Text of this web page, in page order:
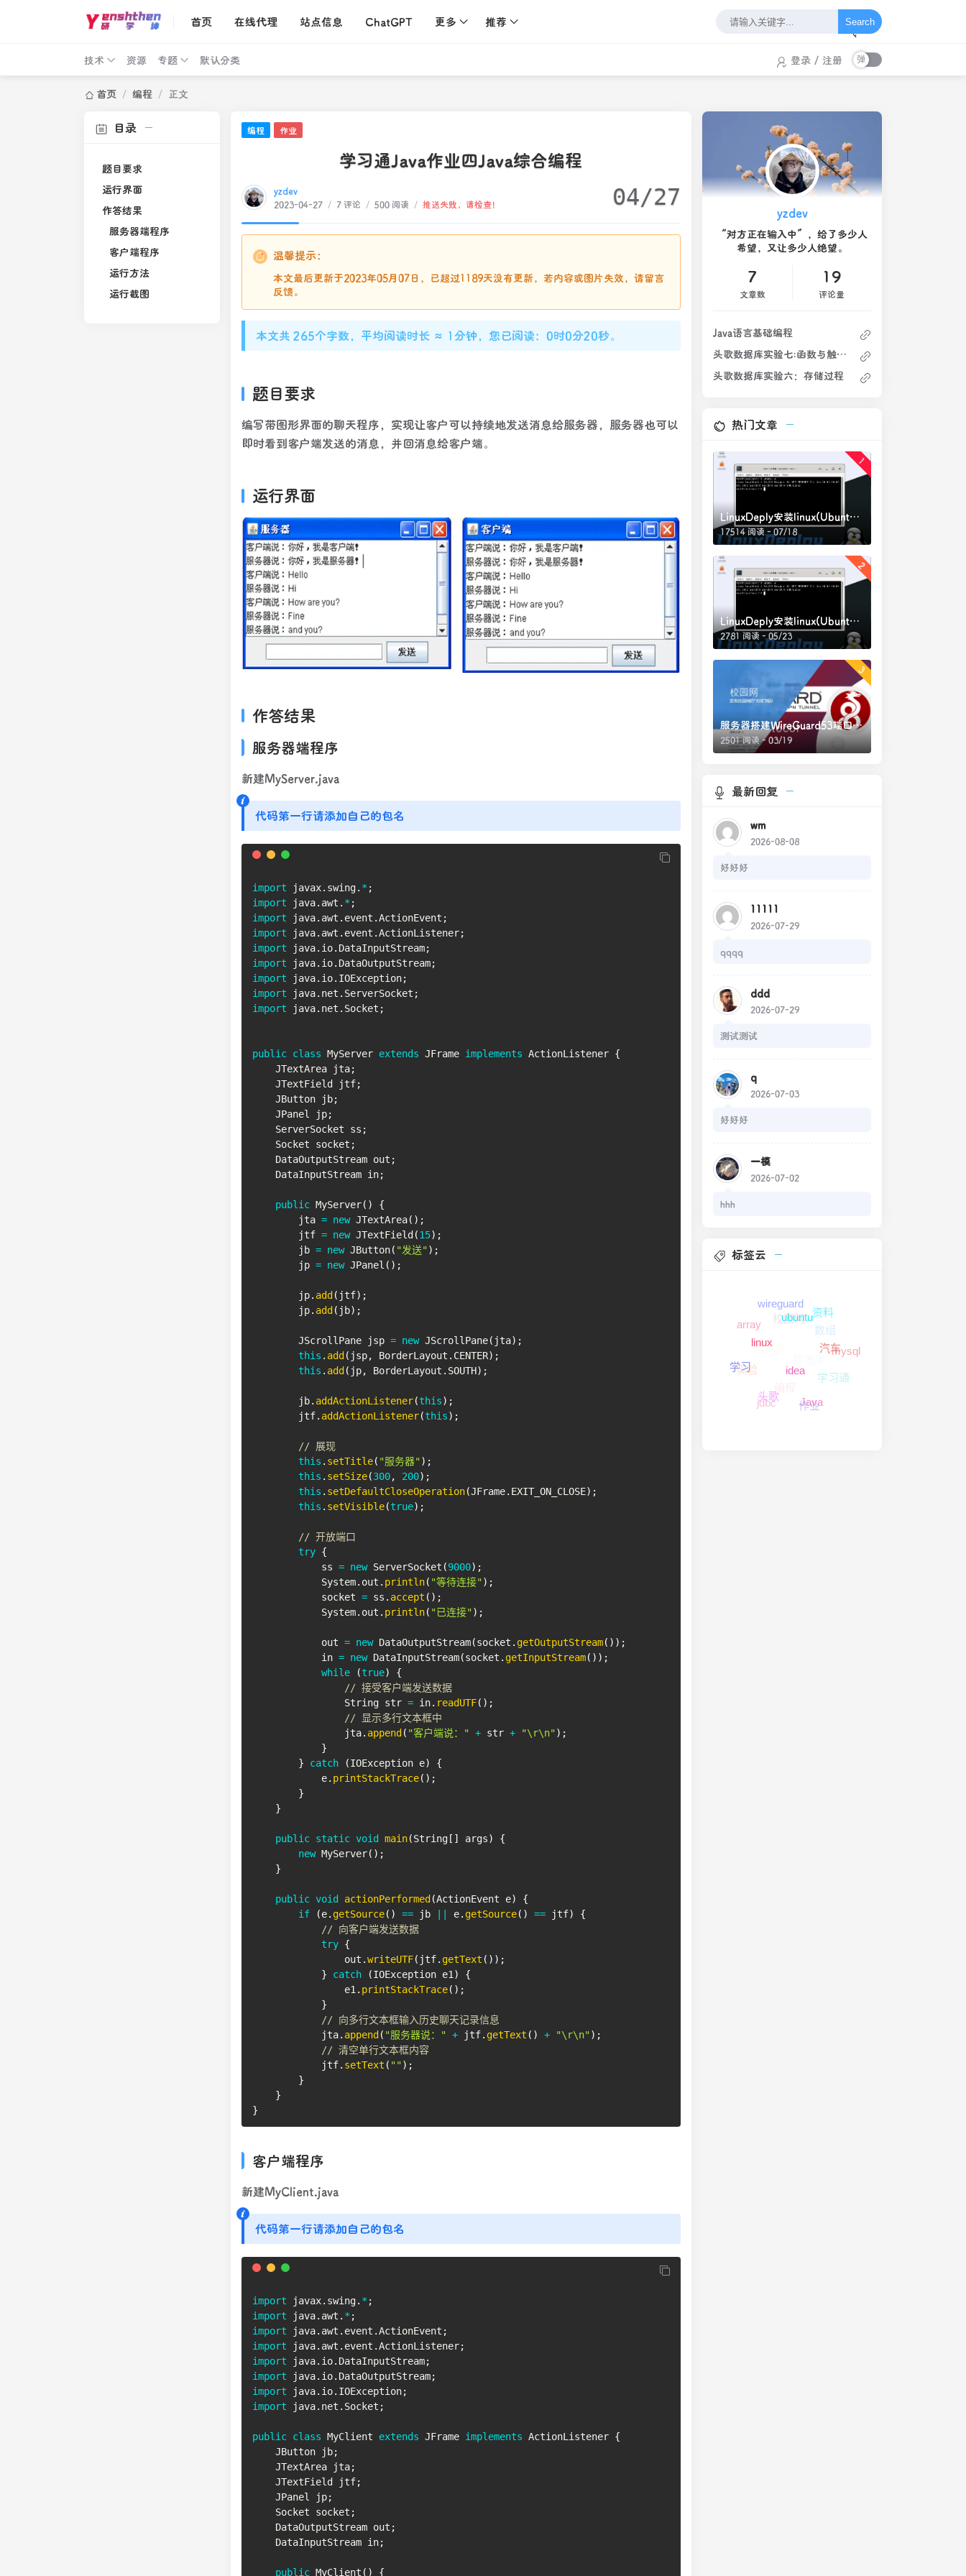
首页 在线代理 站点信息 ChatGPT 更多 推荐 Search
技术 资源 专题 默认分类 登录 / 注册
首页 / 编程 / 正文
目录
题目要求
运行界面
作答结果
服务器端程序
客户端程序
运行方法
运行截图
编程 作业
学习通Java作业四Java综合编程
yzdev
2023-04-27 / 7 评论 / 500 阅读 / 推送失败，请检查！ 04/27
温馨提示：
本文最后更新于2023年05月07日，已超过1189天没有更新，若内容或图片失效，请留言
反馈。
本文共 265个字数，平均阅读时长 ≈ 1分钟，您已阅读：0时0分21秒。
题目要求
编写带图形界面的聊天程序，实现让客户可以持续地发送消息给服务器，服务器也可以
即时看到客户端发送的消息，并回消息给客户端。
运行界面
作答结果
服务器端程序
新建MyServer.java
代码第一行请添加自己的包名
import javax. swing. * ;
import
java. awt . * ;
import
java. awt . event .ActionEvent ;
import
java. awt . event .ActionListener;
import
java. io. DataInputStream;
import
java. io. DataOutputStream;
import
java. io. IOException;
import
java. net . ServerSocket ;
import
java. net . Socket ;
public class MyServer extends JFrame implements ActionListener {
JTextArea jta;
JTextField
jtf;
JButton jb;
JPanel
jp;
ServerSocket ss ;
Socket socket ;
DataOutputStream out ;
DataInputStream in;
public MyServer( )
{
        jta
= new JTextArea( ) ;
        jtf
= new JTextField (15) ;
        jb
= new JButton( "发送" ) ;
        jp
= new JPanel ( ) ;
        jp
. add ( jtf) ;
        jp
. add ( jb) ;
JScrollPane jsp = new JScrollPane( jta) ;
this . add ( jsp, BorderLayout . CENTER) ;
this . add ( jp, BorderLayout . SOUTH) ;
        jb
. addActionListener(this) ;
        jtf
. addActionListener(this) ;
// 展现
this . setTitle( "服务器" ) ;
this . setSize(300, 200) ;
this . setDefaultCloseOperation(JFrame. EXIT_ON_CLOSE) ;
this . setVisible(true) ;
// 开放端口
try {
            ss
= new ServerSocket (9000) ;
System. out . println( "等待连接" ) ;
            socket
= ss . accept ( ) ;
System. out . println( "已连接" ) ;
            out
= new DataOutputStream(socket . getOutputStream( ) ) ;
            in
= new DataInputStream(socket . getInputStream( ) ) ;
while
(true)
{
// 接受客户端发送数据
String str = in. readUTF( ) ;
// 显示多行文本框中
                jta
. append ( "客户端说：" + str + "\r\n" ) ;
}
}
catch (IOException e)
{
            e
. printStackTrace( ) ;
}
}
public static void main(String[ ] args)
{
new MyServer( ) ;
}
public void actionPerformed (ActionEvent e)
{
if
(e. getSource( ) == jb e. getSource( ) == jtf)
{
// 向客户端发送数据
try {
                out
.writeUTF( jtf. getText ( ) ) ;
}
catch (IOException e1 )
{
                e1
. printStackTrace( ) ;
}
// 向多行文本框输入历史聊天记录信息
            jta
. append ( "服务器说：" + jtf. getText ( ) + "\r\n" ) ;
// 清空单行文本框内容
            jtf
. setText ( "" ) ;
}
}
}
客户端程序
新建MyClient.java
代码第一行请添加自己的包名
import javax. swing. * ;
import
java. awt . * ;
import
java. awt . event .ActionEvent ;
import
java. awt . event .ActionListener;
import
java. io. DataInputStream;
import
java. io. DataOutputStream;
import
java. io. IOException;
import
java. net . Socket ;
public class MyClient extends JFrame implements ActionListener {
JButton jb;
JTextArea jta;
JTextField
jtf;
JPanel
jp;
Socket socket ;
DataOutputStream out ;
DataInputStream in;
public MyClient ( ) {
yzdev
“对方正在输入中”，给了多少人
希望，又让多少人绝望。
7
文章数
19
评论量
Java语言基础编程
头歌数据库实验七:函数与触发器
头歌数据库实验六：存储过程
热门文章
1
LinuxDeply安装linux(Ubuntu22.04)超详细教程(需root)，完整网站运行环境的Ubuntu打包文件(2)
17514 阅读 - 07/18
2
LinuxDeply安装linux(Ubuntu22.04)超详细教程(需root)，完整网站运行环境的Ubuntu打包文件
2781 阅读 - 05/23
3
服务器搭建WireGuard53端口绕过校园网网页认证
2501 阅读 - 03/19
最新回复
wm
2026-08-08
好好好
11111
2026-07-29
qqqq
ddd
2026-07-29
测试测试
q
2026-07-03
好好好
一模
2026-07-02
hhh
标签云
Java
mysql
头歌
jdbc
数组资料
ubuntu
linux
学习
实验
回形数
校园网
wireguard
array